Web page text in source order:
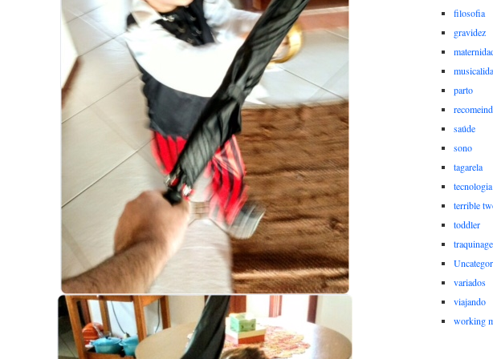
filosofia
gravidez
parto
saúde
sono
tagarela
tecnologia
terrible
toddler
variados
viajando
working